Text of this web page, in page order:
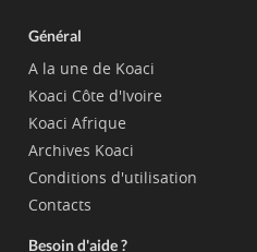
Général
A la une de Koaci
Koaci Côte d'Ivoire
Koaci Afrique
Archives Koaci
Conditions d'utilisation
Contacts
Besoin d'aide ?